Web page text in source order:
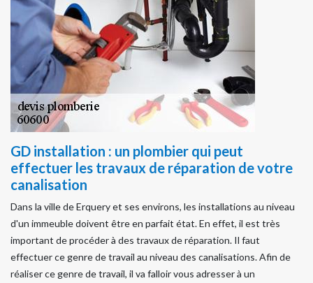
GD installation : un plombier qui peut
effectuer les travaux de réparation de votre
canalisation
Dans la ville de Erquery et ses environs, les installations au niveau
d'un immeuble doivent être en parfait état. En effet, il est très
important de procéder à des travaux de réparation. Il faut
effectuer ce genre de travail au niveau des canalisations. Afin de
réaliser ce genre de travail, il va falloir vous adresser à un